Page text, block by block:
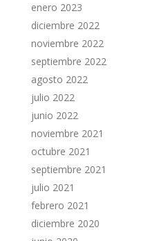
enero 2023
diciembre 2022
noviembre 2022
septiembre 2022
agosto 2022
julio 2022
junio 2022
noviembre 2021
octubre 2021
septiembre 2021
julio 2021
febrero 2021
diciembre 2020